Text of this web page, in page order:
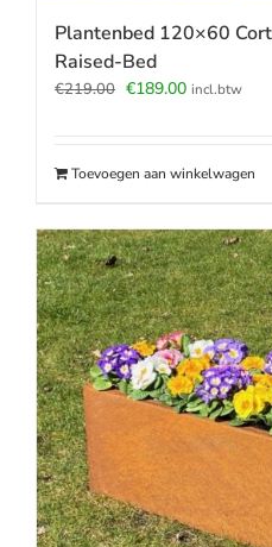
Plantenbed 120×60
Raised-Bed
€219.00 Oorspronkelijke
€189.00Huidige
incl.btw
Toevoegen aan winkelwagen